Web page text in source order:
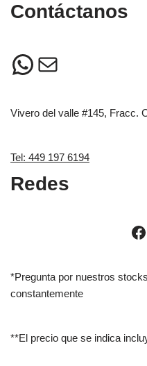
Contáctanos
Vivero del valle #145, Fracc.
Tel: 449 197 6194
Redes
*Pregunta por nuestros
constantemente
**El precio que se indica